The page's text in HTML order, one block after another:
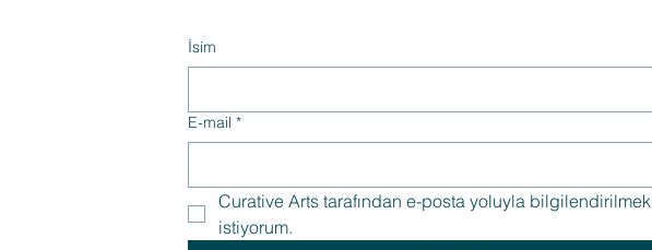
İsim
E-mail *
Curative Arts tarafından e-posta yoluyla bilgilendirilmek
istiyorum.